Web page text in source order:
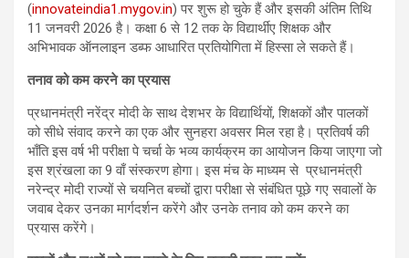
(innovateindia1.mygov.in) पर शुरू हो चुके हैं और इसकी अंतिम तिथि
11 जनवरी 2026 है। कक्षा 6 से 12 तक के विद्यार्थीए शिक्षक और
अभिभावक ऑनलाइन डब्फ आधारित प्रतियोगिता में हिस्सा ले सकते हैं।
तनाव को कम करने का प्रयास
प्रधानमंत्री नरेंद्र मोदी के साथ देशभर के विद्यार्थियों, शिक्षकों और पालकों
को सीधे संवाद करने का एक और सुनहरा अवसर मिल रहा है। प्रतिवर्ष की
भाँति इस वर्ष भी परीक्षा पे चर्चा के भव्य कार्यक्रम का आयोजन किया जाएगा जो
इस श्रंखला का 9 वाँ संस्करण होगा। इस मंच के माध्यम से प्रधानमंत्री
नरेन्द्र मोदी राज्यों से चयनित बच्चों द्वारा परीक्षा से संबंधित पूछे गए सवालों के
जवाब देकर उनका मार्गदर्शन करेंगे और उनके तनाव को कम करने का
प्रयास करेंगे।